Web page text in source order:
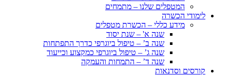
המטפלים שלנו – מתמחים
לימודי הכשרה
מידע כללי – הכשרת מטפלים
שנה א' – שנת יסוד
שנה ב’ – טיפול ביוגרפי כדרך התפתחות
שנה ג’ – טיפול ביוגרפי כמקצוע וכייעוד
שנה ד’ – התמחות והעמקה
קורסים וסדנאות